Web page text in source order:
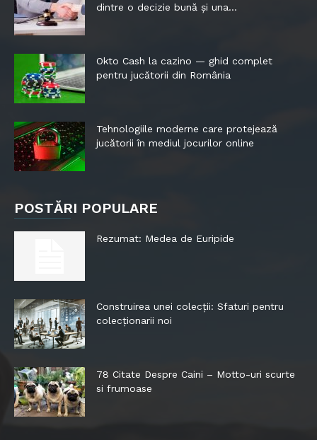
dintre o decizie bună și una...
Okto Cash la cazino — ghid complet
pentru jucătorii din România
Tehnologiile moderne care protejează
jucătorii în mediul jocurilor online
POSTĂRI POPULARE
Rezumat: Medea de Euripide
Construirea unei colecții: Sfaturi pentru
colecționarii noi
78 Citate Despre Caini – Motto-uri scurte
si frumoase